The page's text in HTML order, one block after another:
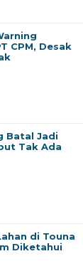
CPM, Desak
Batal Jadi
Tak Ada
di Touna
Diketahui